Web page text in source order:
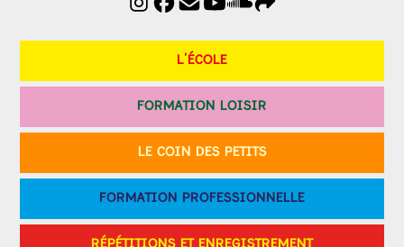
L'ÉCOLE
FORMATION LOISIR
LE COIN DES PETITS
FORMATION PROFESSIONNELLE